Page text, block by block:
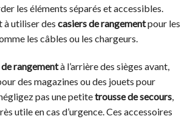
les éléments séparés et accessibles.
à utiliser des casiers de rangementpour les
les câbles ou les chargeurs.
rangementà l’arrière des sièges avant,
des magazines ou des jouets pour
pas une petitetrousse de secours
utile en cas d’urgence. Ces accessoires